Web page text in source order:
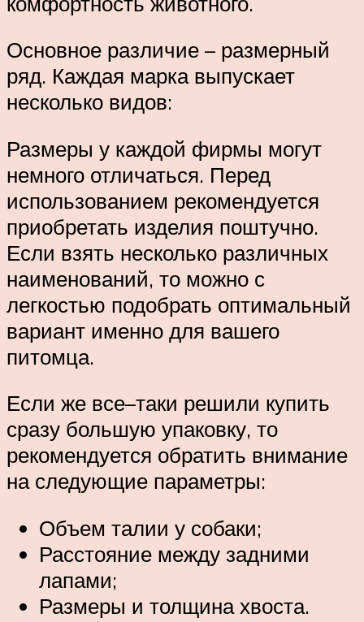
Основное различие – размерный
ряд. Каждая марка выпускает
несколько видов:
Размеры у каждой фирмы могут
немного отличаться. Перед
использованием рекомендуется
приобретать изделия поштучно.
Если взять несколько различных
наименований, то можно с
легкостью подобрать оптимальный
вариант именно для вашего
питомца.
Если же все–таки решили купить
сразу большую упаковку, то
рекомендуется обратить внимание
на следующие параметры:
Объем талии у собаки;
Расстояние между задними
лапами;
Размеры и толщина хвоста.